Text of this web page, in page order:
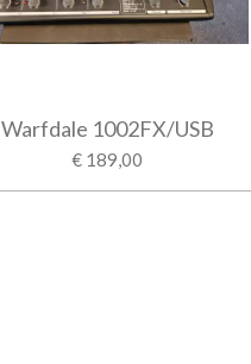
Warfdale 1002FX/USB
€ 189,00